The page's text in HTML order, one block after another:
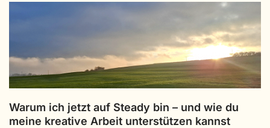
Warum ich jetzt auf Steady bin – und wie du
meine kreative Arbeit unterstützen kannst